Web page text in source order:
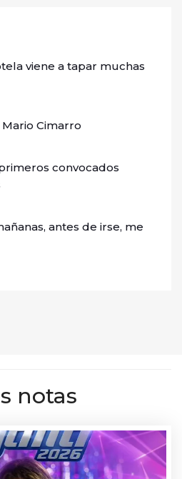
viene a tapar muchas
Cimarro
convocados
antes de irse, me
notas